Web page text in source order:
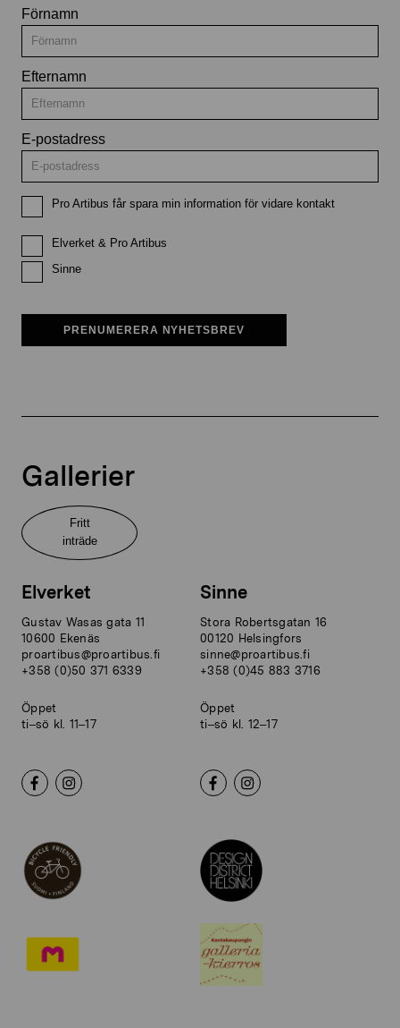
Förnamn
Efternamn
E-postadress
Pro Artibus får spara min information för vidare kontakt
Elverket & Pro Artibus
Sinne
PRENUMERERA NYHETSBREV
Gallerier
Fritt
inträde
Elverket
Gustav Wasas gata 11
10600 Ekenäs
proartibus@proartibus.fi
+358 (0)50 371 6339
Öppet
ti–sö kl. 11–17
Sinne
Stora Robertsgatan 16
00120 Helsingfors
sinne@proartibus.fi
+358 (0)45 883 3716
Öppet
ti–sö kl. 12–17